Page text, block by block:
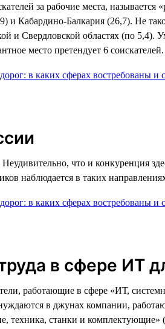
за рабочие места,
и Кабардино-Балкария (26,7). Не
и Свердловской областях (по
место претендует 6 соискателей.
что и конкуренция
наблюдается в таких
в сфере ИТ
работающие в сфере «ИТ,
в джунах компании,
техника, станки и комплектующие»